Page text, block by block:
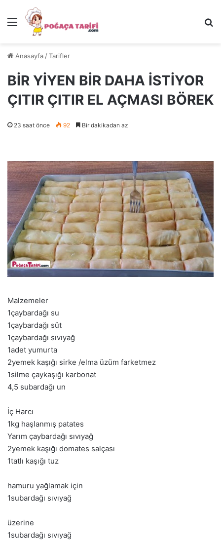
Menü
Anasayfa /Tarifler
BİR YİYEN BİR DAHA İSTİYOR
ÇITIR ÇITIR EL AÇMASI BÖREK
23 saat önce 92 Bir dakikadan az
Malzemeler
1çaybardağı su
1çaybardağı süt
1çaybardağı sıvıyağ
1adet yumurta
2yemek kaşığı sirke /elma üzüm farketmez
1silme çaykaşığı karbonat
4,5 subardağı un
İç Harcı
1kg haşlanmış patates
Yarım çaybardağı sıvıyağ
2yemek kaşığı domates salçası
1tatlı kaşığı tuz
hamuru yağlamak için
1subardağı sıvıyağ
üzerine
1subardağı sıvıyağ